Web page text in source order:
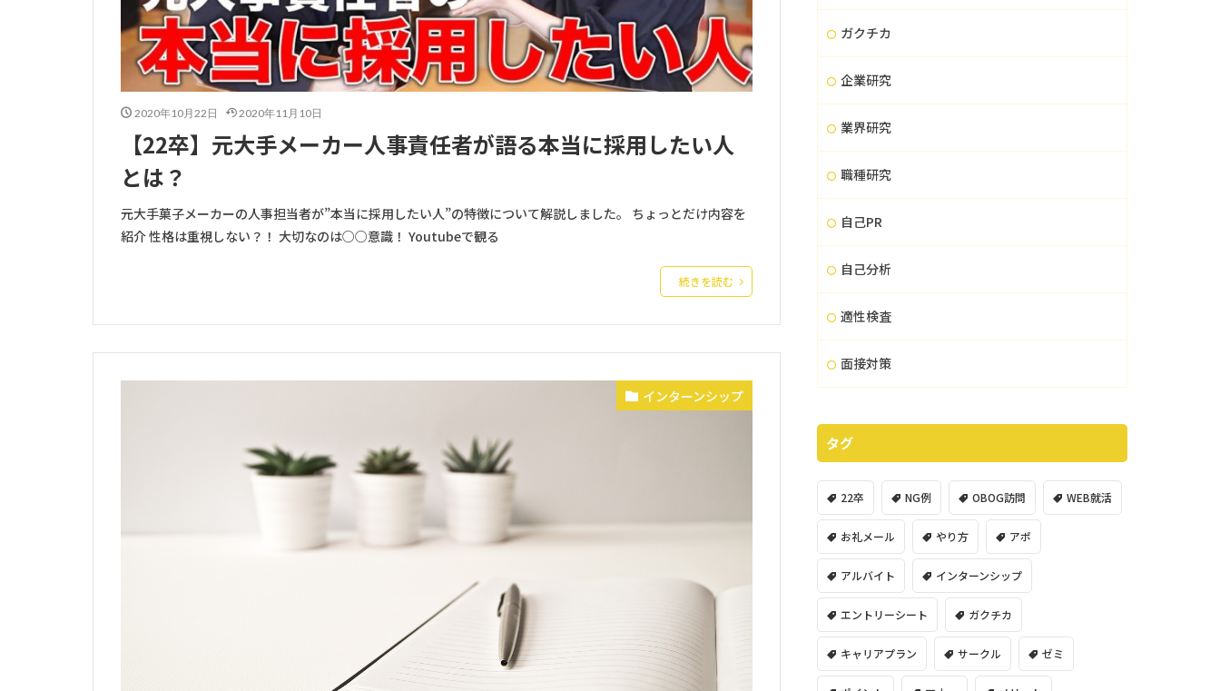
2020年10月22日 2020年11月10日
【22卒】元大手メーカー人事責任者が語る本当に採用したい人
とは？
元大手菓子メーカーの人事担当者が”本当に採用したい人”の特徴について解説しました。 ちょっとだけ内容を
紹介 性格は重視しない？！ 大切なのは○○意識！ Youtubeで観る
続きを読む
インターンシップ
ガクチカ
企業研究
業界研究
職種研究
自己PR
自己分析
適性検査
面接対策
タグ
22卒 NG例 OBOG訪問 WEB就活
お礼メール やり方 アポ
アルバイト インターンシップ
エントリーシート ガクチカ
キャリアプラン サークル ゼミ